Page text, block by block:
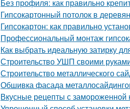
Без профиля: как правильно
Гипсокартонный потолок в
Гипсокартон: как правильно
Профессиональный монтаж
Как выбрать идеальную затирку
Строительство УШП своими
Строительство металлического
Обшивка фасада
Вкусные рецепты с замороженной